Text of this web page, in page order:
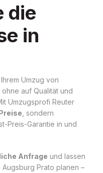
die
in
Umzug von
auf Qualität und
Umzugsprofi Reuter
, sondern
Preis-Garantie in und
Anfrage und lassen
Augsburg Prato planen –